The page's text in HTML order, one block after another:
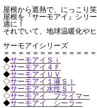
屋根から遮熱で、にっこり笑
屋根を『サーモアイ』シリ
適に！
それでいて、地球温暖化や
サーモアイシリーズ
＝＝＝＝＝＝＝＝＝＝＝＝
◆サーモアイＳｉ
◇サーモアイ４Ｆ
◆サーモアイＵＶ
◇サーモアイ１液ＳＩ
◆サーモアイ水性ＳＩ
◇サーモアイ プライマー
◆サーモアイ シーラー